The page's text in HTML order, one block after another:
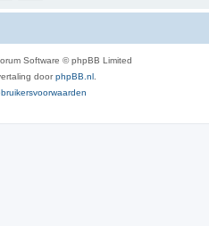
Software © phpBB Limited
doorphpBB.nl